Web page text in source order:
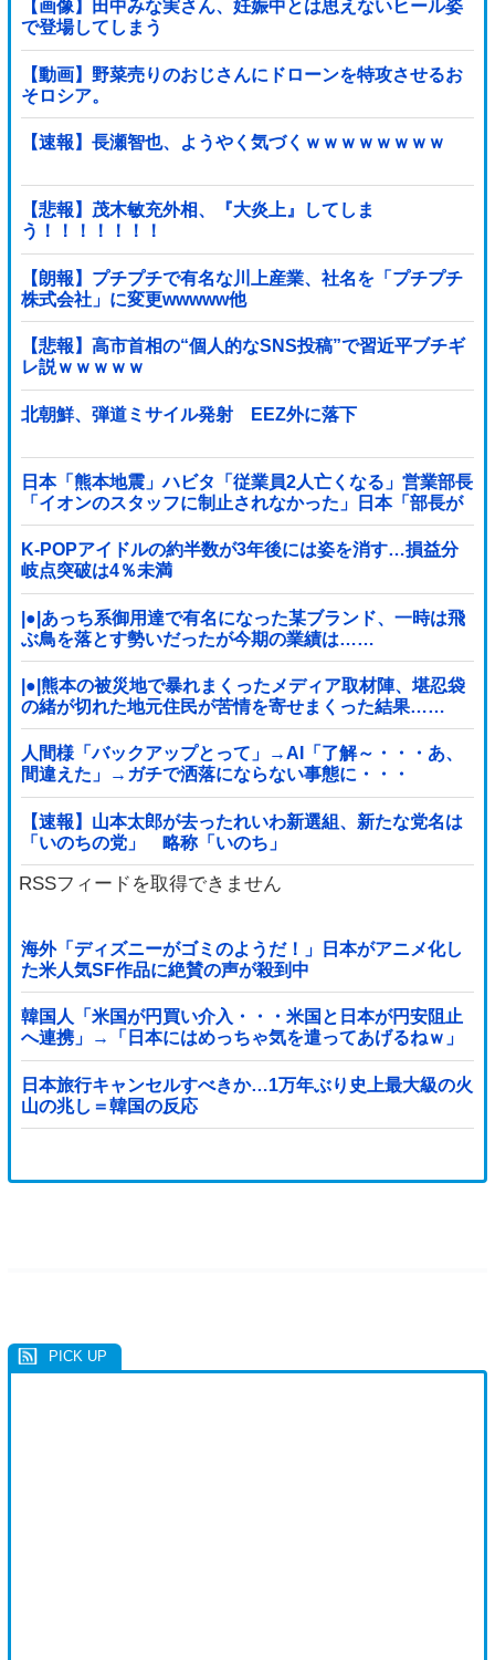
【画像】田中みな実さん、妊娠中とは思えないヒール姿
で登場してしまう
【動画】野菜売りのおじさんにドローンを特攻させるお
そロシア。
【速報】長瀬智也、ようやく気づくｗｗｗｗｗｗｗｗ
【悲報】茂木敏充外相、『大炎上』してしま
う！！！！！！！
【朗報】プチプチで有名な川上産業、社名を「プチプチ
株式会社」に変更wwwww他
【悲報】高市首相の“個人的なSNS投稿”で習近平ブチギ
レ説ｗｗｗｗｗ
北朝鮮、弾道ミサイル発射 EEZ外に落下
日本「熊本地震」ハビタ「従業員2人亡くなる」営業部長
「イオンのスタッフに制止されなかった」日本「部長が
連絡後の店員行動を証言（謎」イオン「再入館可能の事
実ない」→
K-POPアイドルの約半数が3年後には姿を消す…損益分
岐点突破は4％未満
|●|あっち系御用達で有名になった某ブランド、一時は飛
ぶ鳥を落とす勢いだったが今期の業績は……
|●|熊本の被災地で暴れまくったメディア取材陣、堪忍袋
の緒が切れた地元住民が苦情を寄せまくった結果……
人間様「バックアップとって」→AI「了解～・・・あ、
間違えた」→ガチで洒落にならない事態に・・・
【速報】山本太郎が去ったれいわ新選組、新たな党名は
「いのちの党」 略称「いのち」
RSSフィードを取得できません
海外「ディズニーがゴミのようだ！」日本がアニメ化し
た米人気SF作品に絶賛の声が殺到中
韓国人「米国が円買い介入・・・米国と日本が円安阻止
へ連携」→「日本にはめっちゃ気を遣ってあげるねｗ」
「ウォンも救ってくれ・・・」
日本旅行キャンセルすべきか…1万年ぶり史上最大級の火
山の兆し＝韓国の反応